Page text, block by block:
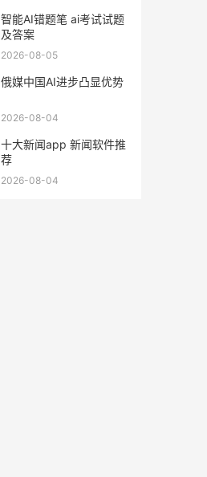
智能AI错题笔 ai考试试题
及答案
2026-08-05
俄媒中国AI进步凸显优势
2026-08-04
十大新闻app 新闻软件推
荐
2026-08-04